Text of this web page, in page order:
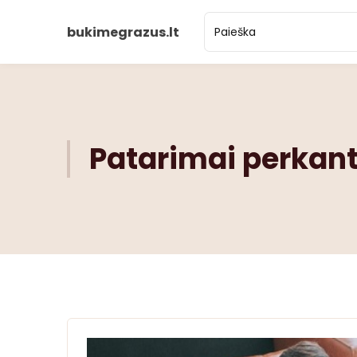
bukimegrazus.lt
Patarimai